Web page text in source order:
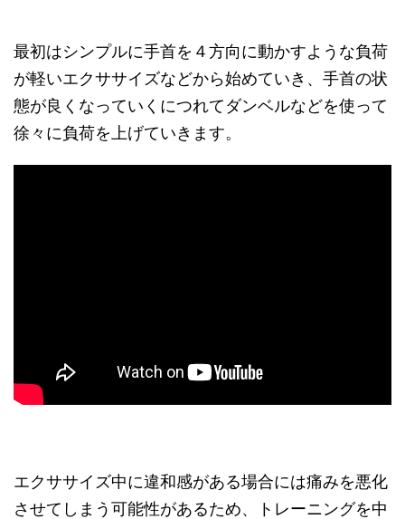
最初はシンプルに手首を４方向に動かすような負荷
が軽いエクササイズなどから始めていき、手首の状
態が良くなっていくにつれてダンベルなどを使って
徐々に負荷を上げていきます。
エクササイズ中に違和感がある場合には痛みを悪化
させてしまう可能性があるため、トレーニングを中